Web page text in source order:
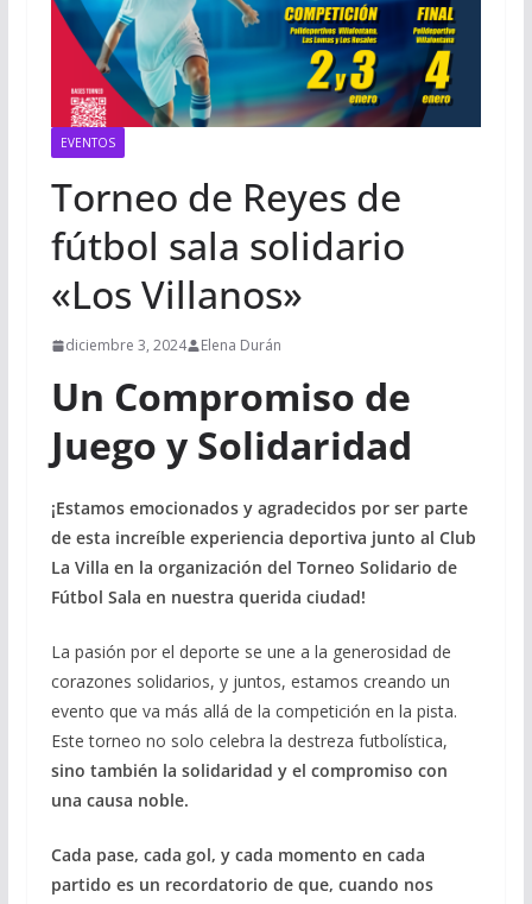
EVENTOS
Torneo de Reyes de
fútbol sala solidario
«Los Villanos»
diciembre 3, 2024 Elena Durán
Un Compromiso de
Juego y Solidaridad
¡Estamos emocionados y agradecidos por ser parte
de esta increíble experiencia deportiva junto al Club
La Villa en la organización del Torneo Solidario de
Fútbol Sala en nuestra querida ciudad!
La pasión por el deporte se une a la generosidad de
corazones solidarios, y juntos, estamos creando un
evento que va más allá de la competición en la pista.
Este torneo no solo celebra la destreza futbolística,
sino también la solidaridad y el compromiso con
una causa noble.
Cada pase, cada gol, y cada momento en cada
partido es un recordatorio de que, cuando nos